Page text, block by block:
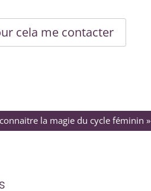
cela me contacter
la magie du cycle féminin »